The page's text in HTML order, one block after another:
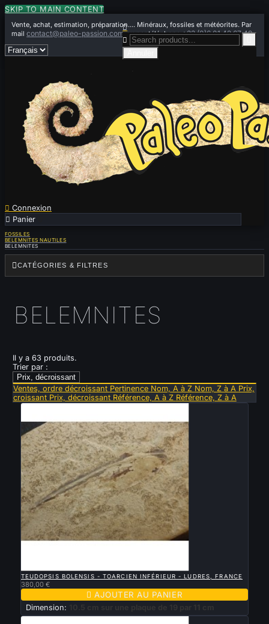
SKIP TO MAIN CONTENT
Vente, achat, estimation, préparation.... Minéraux, fossiles et météorites. Par
mailcontact@paleo-passion.comou par téléphone+33 (0)6 01 42 67 49
 Connexion
 Panier


FOSSILES
BELEMNITES NAUTILES
BELEMNITES
CATÉGORIES & FILTRES
BELEMNITES
Il y a 63 produits.
Trier par :
Prix, décroissant
Ventes, ordre décroissant Pertinence Nom, A à Z Nom, Z à A Prix,
croissant Prix, décroissant Référence, A à Z Référence, Z à A
TEUDOPSIS BOLENSIS - TOARCIEN INFÉRIEUR - LUDRES, FRANCE
380,00 €
 AJOUTER AU PANIER
Dimension: 10.5 cm sur une plaque de 19 par 11 cm